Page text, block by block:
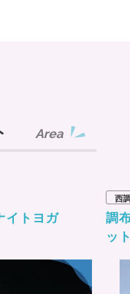
Area
イトヨガ
西
調
ッ